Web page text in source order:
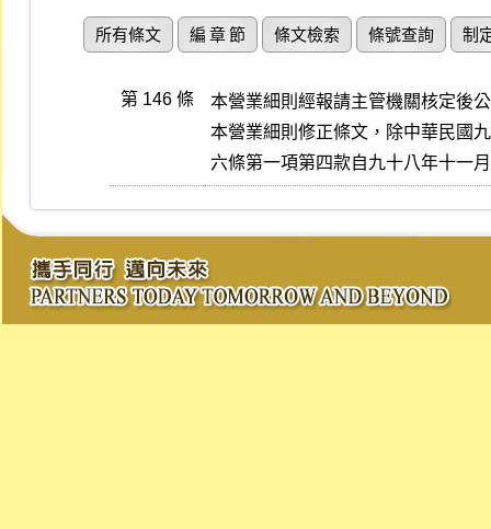
所有條文 編 章 節 條文檢索 條號查詢 制
第 146 條
本營業細則經報請主管機關核定後
本營業細則修正條文，除中華民國
六條第一項第四款自九十八年十一